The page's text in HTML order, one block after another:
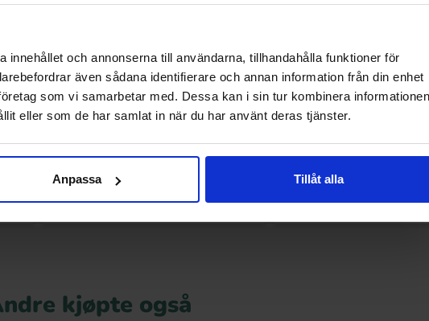
innehållet och annonserna till användarna, tillhandahålla funktioner för
även sådana identifierare och annan information från din enhet
som vi samarbetar med. Dessa kan i sin tur kombinera informationen
eller som de har samlat in när du har använt deras tjänster.
Anpassa Tillåt alla
Lantchips Chips Grill Rifflet 200g Chapz Long Chips Paprika
kjøpte også